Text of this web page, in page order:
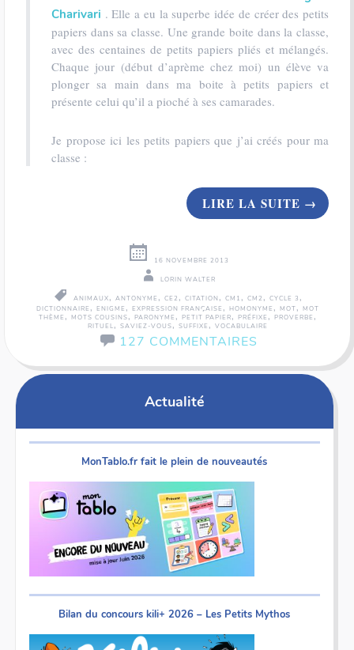
Charivari . Elle a eu la superbe idée de créer des petits
papiers dans sa classe. Une grande boite dans la classe,
avec des centaines de petits papiers pliés et mélangés.
Chaque jour (début d’aprème chez moi) un élève va
plonger sa main dans ma boite à petits papiers et
présente celui qu’il a pioché à ses camarades.
Je propose ici les petits papiers que j’ai créés pour ma
classe :
LIRE LA SUITE →
16 NOVEMBRE 2013
LORIN WALTER
ANIMAUX, ANTONYME , CE2 , CITATION , CM1 , CM2 , CYCLE 3 ,
DICTIONNAIRE , ENIGME , EXPRESSION FRANÇAISE , HOMONYME , MOT, MOT
THÈME , MOTS COUSINS, PARONYME , PETIT PAPIER, PRÉFIXE , PROVERBE ,
RITUEL, SAVIEZ-VOUS, SUFFIXE , VOCABULAIRE
127 COMMENTAIRES
Actualité
MonTablo.fr fait le plein de nouveautés
Bilan du concours kili+ 2026 – Les Petits Mythos